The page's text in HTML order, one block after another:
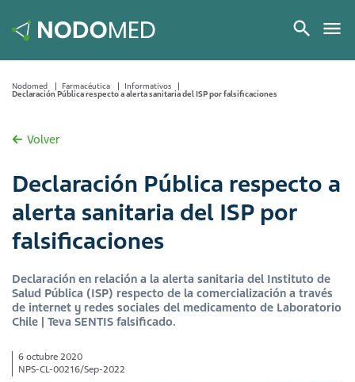
Nodomed Farmacéutica Informativos
Declaración Pública respecto a alerta sanitaria del ISP por falsificaciones
Volver
Declaración Pública respecto a
alerta sanitaria del ISP por
falsificaciones
Declaración en relación a la alerta sanitaria del Instituto de
Salud Pública (ISP) respecto de la comercialización a través
de internet y redes sociales del medicamento de Laboratorio
Chile | Teva SENTIS falsificado.
6 octubre 2020
NPS-CL-00216/Sep-2022